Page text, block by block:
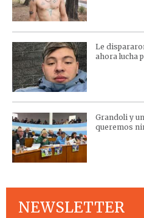
Le
ahora lucha
Grandoli y
queremos
NEWSLETTER